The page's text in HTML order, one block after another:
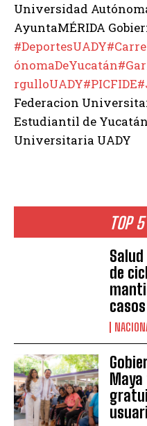
TOP
de
Universidad
AyuntaMÉRIDA
#DeportesUADY
ónomaDeYucatán
rgulloUADY#PICFIDE
Federacion
Estudiantil de
Universitaria UADY